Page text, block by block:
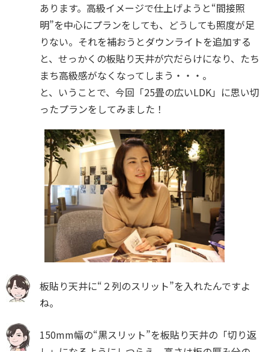
あります。高級イメージで仕上げようと“間接照
明”を中心にプランをしても、どうしても照度が足
りない。それを補おうとダウンライトを追加する
と、せっかくの板貼り天井が穴だらけになり、たち
まち高級感がなくなってしまう・・・。
と、いうことで、今回「25畳の広いLDK」に思い切
ったプランをしてみました！
板貼り天井に“２列のスリット”を入れたんですよ
ね。
150mm幅の“黒スリット”を板貼り天井の「切り返